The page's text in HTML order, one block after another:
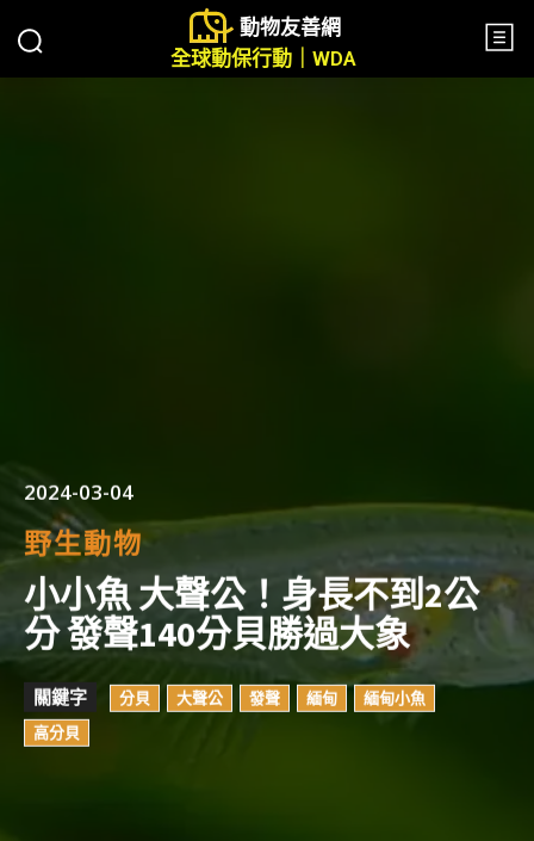
動物友善網
全球動保行動｜WDA
2024-03-04
野生動物
小小魚 大聲公！身長不到2公
分 發聲140分貝勝過大象
關鍵字 分貝 大聲公 發聲 緬甸
緬甸小魚
高分貝